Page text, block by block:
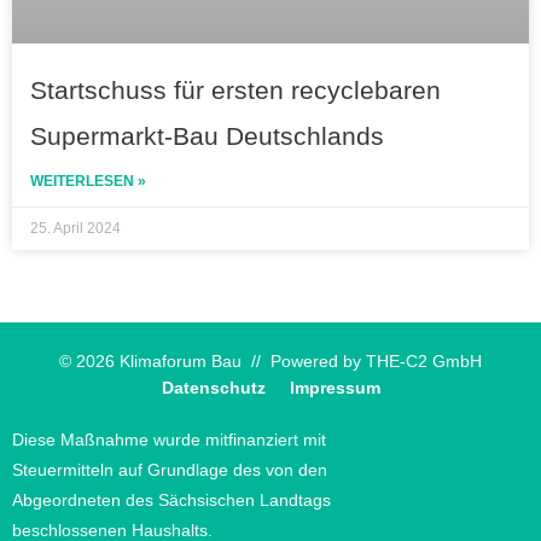
Startschuss für ersten recyclebaren
Supermarkt-Bau Deutschlands
WEITERLESEN »
25. April 2024
© 2026 Klimaforum Bau // Powered by THE-C2 GmbH
Datenschutz
Impressum
Diese Maßnahme wurde mitfinanziert mit
Steuermitteln auf Grundlage des von den
Abgeordneten des Sächsischen Landtags
beschlossenen Haushalts.